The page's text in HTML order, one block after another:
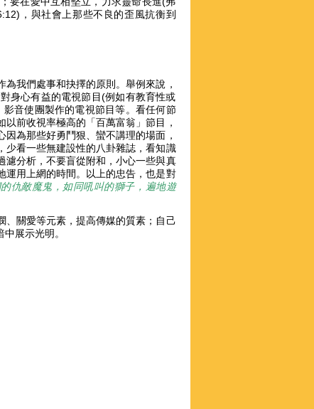
，與社會上那些不良的歪風抗衡到
我們處事和抉擇的原則。舉例來說，
身心有益的電視節目(例如有教育性或
音使團製作的電視節目等。看任何節
前收視率極高的「百萬富翁」節目，
為那些好勇鬥狠、蠻不講理的場面，
少看一些無建設性的八卦雜誌，看知識
濾分析，不要盲從附和，小心一些與真
運用上網的時間。以上的忠告，也是對
仇敵魔鬼，如同吼叫的獅子，遍地遊
、關愛等元素，提高傳媒的質素；自己
展示光明。